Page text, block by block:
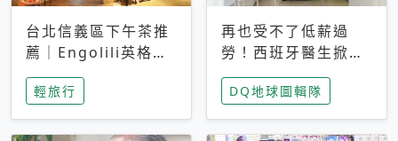
台北信義區下午茶推
薦｜Engolili英格莉
莉統一時代店，花園
秘境雙人套餐必拍熔
岩鬆餅塔
輕旅行
再也受不了低薪過
勞！西班牙醫生掀罷
工潮、近四成護理師
想離職 但外國醫生
能解決問題嗎？
DQ地球圖輯隊